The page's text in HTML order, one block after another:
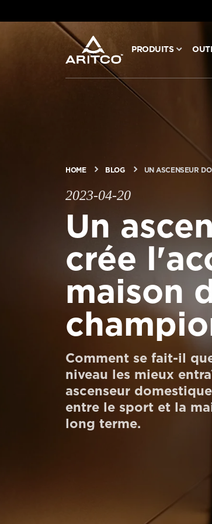
PRODUITS
PROFESSIONNEL
Commander un HomeKit numérique
Contactez-nous
Demander un devis
Newsletter S’enregistrer
HOME BLOG UN ASCENSEUR
2023-04-20
Un
crée
maison
Comment se fait-il
niveau les mieux
ascenseur
entre le sport et la
long terme.